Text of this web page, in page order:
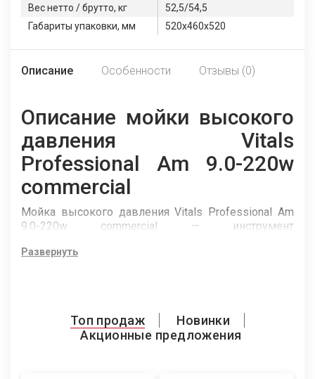
Вес нетто / брутто, кг
52,5/54,5
Габариты упаковки, мм
520х460х520
Описание Особенности Отзывы (0)
Описание мойки высокого
давления Vitals
Professional Am 9.0-220w
commercial
Мойка высокого давления Vitals Professional Am
9.0-220w commercial — инструмент
эффективной очистки поверхностей от
производительностью. Используется в домашнем
и коммунальном хозяйстве для очистки от грязи
фасадов и элементов зданий, парковой мебели и
Развернуть
Топ продаж
Новинки
Акционные предложения